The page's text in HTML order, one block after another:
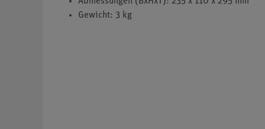
Gewicht: 3 kg